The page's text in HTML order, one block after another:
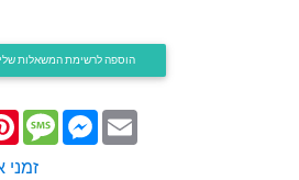
PinterestMessageMessenger